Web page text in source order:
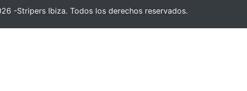
-Stripers Ibiza. Todos los derechos reservados.